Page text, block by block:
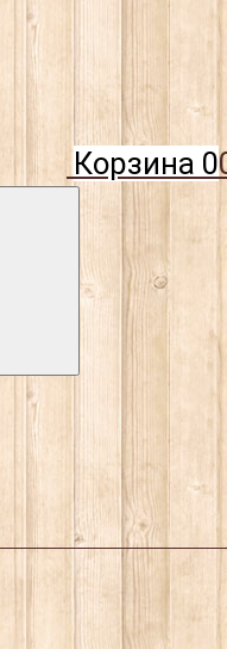
Корзина 0